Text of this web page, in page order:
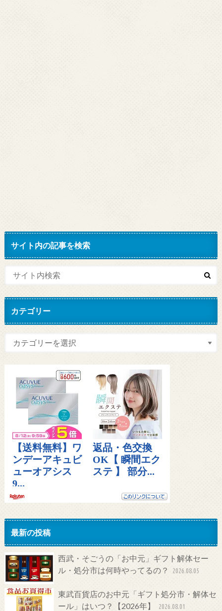
サイト内の記事を検索
カテゴリー
最新の投稿
西武・そごうの「お中元」ギフト解体セー
ル・処分市は何時やってるの？
2026.08.05
東武百貨店のお中元「ギフト処分市・解体セ
ール」はいつ？【2026年】
2026.08.01